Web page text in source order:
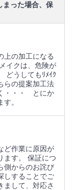
まった場合、保
上の加工になる
イクは、危険が
どうしてもﾘﾒｲｸ
らの提案加工法
・・・ とにか
。
ど作業に原因が
ます。 保証につ
側からのお詫び
しすることでご
まして、対応さ